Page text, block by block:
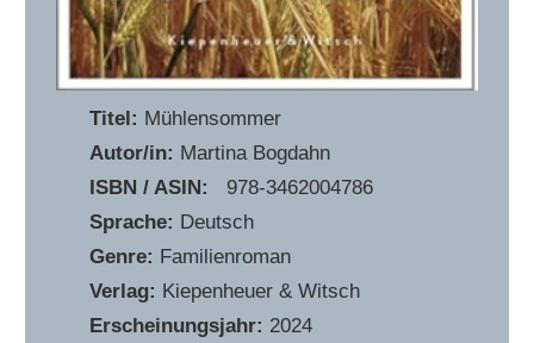
Titel: Mühlensommer
Autor/in: Martina Bogdahn
ISBN / ASIN:
‎ ‎ 978-3462004786
Sprache: Deutsch
Genre: Familienroman
Verlag: Kiepenheuer & Witsch
Erscheinungsjahr: 2024